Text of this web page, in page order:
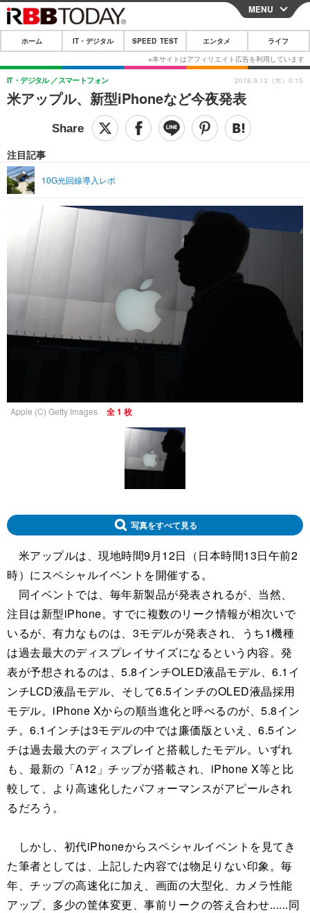
CLOSE
ホーム
IT・デジタル
IT・デジタルTOP スマートフォン
ネタ ガジェット・ツール
SPEED TEST
エンタメ
音楽 スポーツ
グラビア
その他
ライフ
ペット ショッピング
リリース一覧
プッシュ通知の停止方法
MENU
ホーム IT・デジタル SPEED TEST エンタメ ライフ
米アップル、新型iPhoneなど今夜発表
IT・デジタル スマートフォン
注目記事
10G光回線導入レポ
2018.9.13（木）0:15
Apple (C) Getty Images 全 1 枚
写真をすべて見る
米アップルは、現地時間9月12日（日本時間13日午前2
時）にスペシャルイベントを開催する。
同イベントでは、毎年新製品が発表されるが、当然、
注目は新型iPhone。すでに複数のリーク情報が相次いで
いるが、有力なものは、3モデルが発表され、うち1機種
は過去最大のディスプレイサイズになるという内容。発
表が予想されるのは、5.8インチOLED液晶モデル、6.1イ
ンチLCD液晶モデル、そして6.5インチのOLED液晶採用
モデル。iPhone Xからの順当進化と呼べるのが、5.8イン
チ。6.1インチは3モデルの中では廉価版といえ、6.5イン
チは過去最大のディスプレイと搭載したモデル。いずれ
も、最新の「A12」チップが搭載され、iPhone X等と比
較して、より高速化したパフォーマンスがアピールされ
るだろう。
しかし、初代iPhoneからスペシャルイベントを見てき
た筆者としては、上記した内容では物足りない印象。毎
年、チップの高速化に加え、画面の大型化、カメラ性能
アップ、多少の筐体変更、事前リークの答え合わせ......同